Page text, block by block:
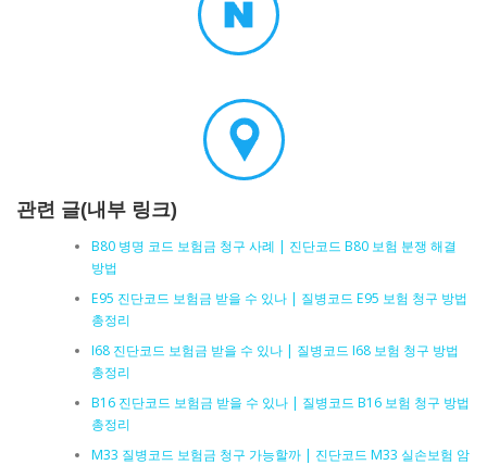
관련 글(내부 링크)
B80 병명 코드 보험금 청구 사례 | 진단코드 B80 보험 분쟁 해결
방법
E95 진단코드 보험금 받을 수 있나 | 질병코드 E95 보험 청구 방법
총정리
I68 진단코드 보험금 받을 수 있나 | 질병코드 I68 보험 청구 방법
총정리
B16 진단코드 보험금 받을 수 있나 | 질병코드 B16 보험 청구 방법
총정리
M33 질병코드 보험금 청구 가능할까 | 진단코드 M33 실손보험 암